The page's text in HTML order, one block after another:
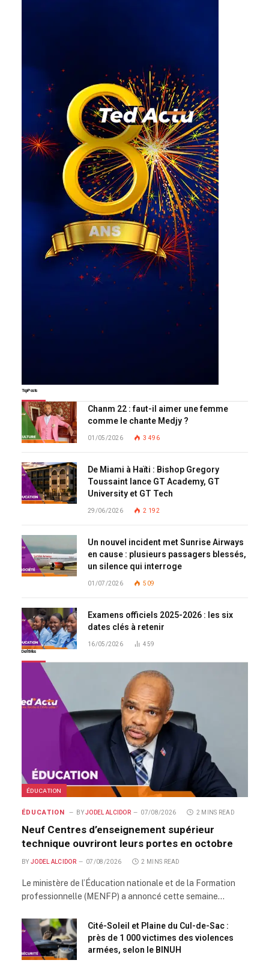
Top Posts
Chanm 22 : faut-il aimer une femme
comme le chante Medjy ?
01/05/2026 3 496
De Miami à Haïti : Bishop Gregory
Toussaint lance GT Academy, GT
University et GT Tech
29/06/2026 2 192
Un nouvel incident met Sunrise Airways
en cause : plusieurs passagers blessés,
un silence qui interroge
01/07/2026 509
Examens officiels 2025-2026 : les six
dates clés à retenir
16/05/2026 459
Don't Miss
ÉDUCATION
ÉDUCATION BY JODEL ALCIDOR 07/08/2026 2 MINS READ
Neuf Centres d’enseignement supérieur
technique ouvriront leurs portes en octobre
BY JODEL ALCIDOR 07/08/2026 2 MINS READ
Le ministère de l’Éducation nationale et de la Formation
professionnelle (MENFP) a annoncé cette semaine…
Cité-Soleil et Plaine du Cul-de-Sac :
près de 1 000 victimes des violences
armées, selon le BINUH